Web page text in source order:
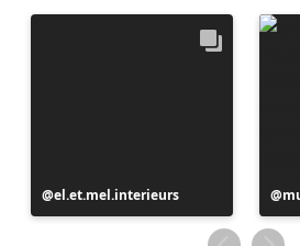
Opslag
offentliggjort
el.et.mel.interieurs
af